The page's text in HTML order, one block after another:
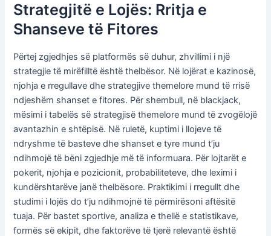
Strategjitë e Lojës: Rritja e
Shanseve të Fitores
Përtej zgjedhjes së platformës së duhur, zhvillimi i një
strategjie të mirëfilltë është thelbësor. Në lojërat e kazinosë,
njohja e rregullave dhe strategjive themelore mund të rrisë
ndjeshëm shanset e fitores. Për shembull, në blackjack,
mësimi i tabelës së strategjisë themelore mund të zvogëlojë
avantazhin e shtëpisë. Në ruletë, kuptimi i llojeve të
ndryshme të basteve dhe shanset e tyre mund t’ju
ndihmojë të bëni zgjedhje më të informuara. Për lojtarët e
pokerit, njohja e pozicionit, probabiliteteve, dhe leximi i
kundërshtarëve janë thelbësore. Praktikimi i rregullt dhe
studimi i lojës do t’ju ndihmojnë të përmirësoni aftësitë
tuaja. Për bastet sportive, analiza e thellë e statistikave,
formës së ekipit, dhe faktorëve të tjerë relevantë është